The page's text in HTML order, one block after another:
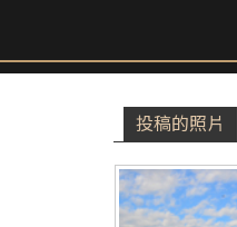
投稿的照片